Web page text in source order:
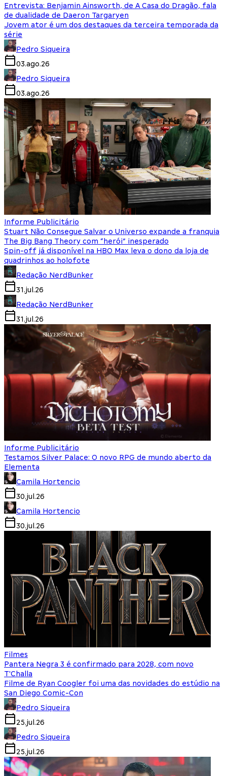
Entrevista: Benjamin Ainsworth, de A Casa do Dragão, fala
de dualidade de Daeron Targaryen
Jovem ator é um dos destaques da terceira temporada da
série
Pedro Siqueira
03.ago.26
Pedro Siqueira
03.ago.26
Informe Publicitário
Stuart Não Consegue Salvar o Universo expande a franquia
The Big Bang Theory com “herói” inesperado
Spin-off já disponível na HBO Max leva o dono da loja de
quadrinhos ao holofote
Redação NerdBunker
31.jul.26
Redação NerdBunker
31.jul.26
Informe Publicitário
Testamos Silver Palace: O novo RPG de mundo aberto da
Elementa
Camila Hortencio
30.jul.26
Camila Hortencio
30.jul.26
Filmes
Pantera Negra 3 é confirmado para 2028, com novo
T'Challa
Filme de Ryan Coogler foi uma das novidades do estúdio na
San Diego Comic-Con
Pedro Siqueira
25.jul.26
Pedro Siqueira
25.jul.26